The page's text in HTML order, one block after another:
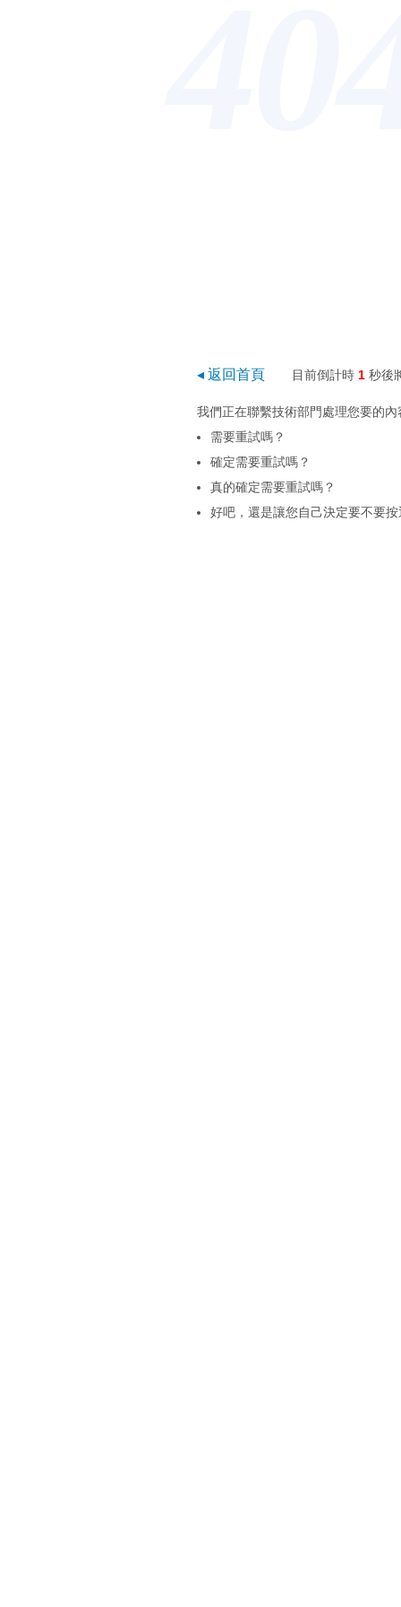
◂ 返回首頁 目前倒計時 1 秒後
我們正在聯繫技術部門處理您要的
需要重試嗎？
確定需要重試嗎？
真的確定需要重試嗎？
好吧，還是讓您自己決定要不要